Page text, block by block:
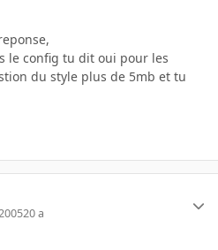
le config tu dit oui pour les
du style plus de 5mb et tu
20 a